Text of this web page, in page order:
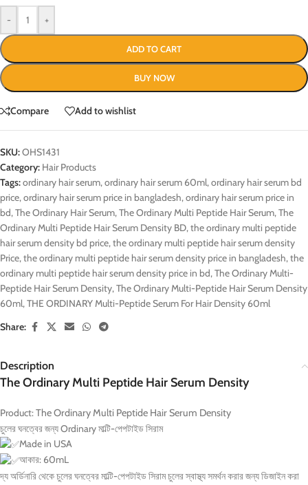
- +
ADD TO CART
BUY NOW
Compare Add to wishlist
SKU:OHS1431
Category: Hair Products
Tags:ordinary hair serum,ordinary hair serum 60ml,ordinary hair serum bd
price,ordinary hair serum price in bangladesh,ordinary hair serum price in
bd,The Ordinary Hair Serum,The Ordinary Multi Peptide Hair Serum,The
Ordinary Multi Peptide Hair Serum Density BD,the ordinary multi peptide
hair serum density bd price,the ordinary multi peptide hair serum density
Price,the ordinary multi peptide hair serum density price in bangladesh,the
ordinary multi peptide hair serum density price in bd,The Ordinary Multi-
Peptide Hair Serum Density,The Ordinary Multi-Peptide Hair Serum Density
60ml,THE ORDINARY Multi-Peptide Serum For Hair Density 60ml
Share:
Description
The Ordinary Multi Peptide Hair Serum Density
Product:The Ordinary Multi Peptide Hair Serum Density
চুলের ঘনত্বের জন্য Ordinary মাল্টি-পেপটাইড সিরাম
Made in USA
আকার: 60mL
দ্য অর্ডিনারি থেকে চুলের ঘনত্বের মাল্টি-পেপটাইড সিরাম চুলের স্বাস্থ্য সমর্থন করার জন্য ডিজাইন করা